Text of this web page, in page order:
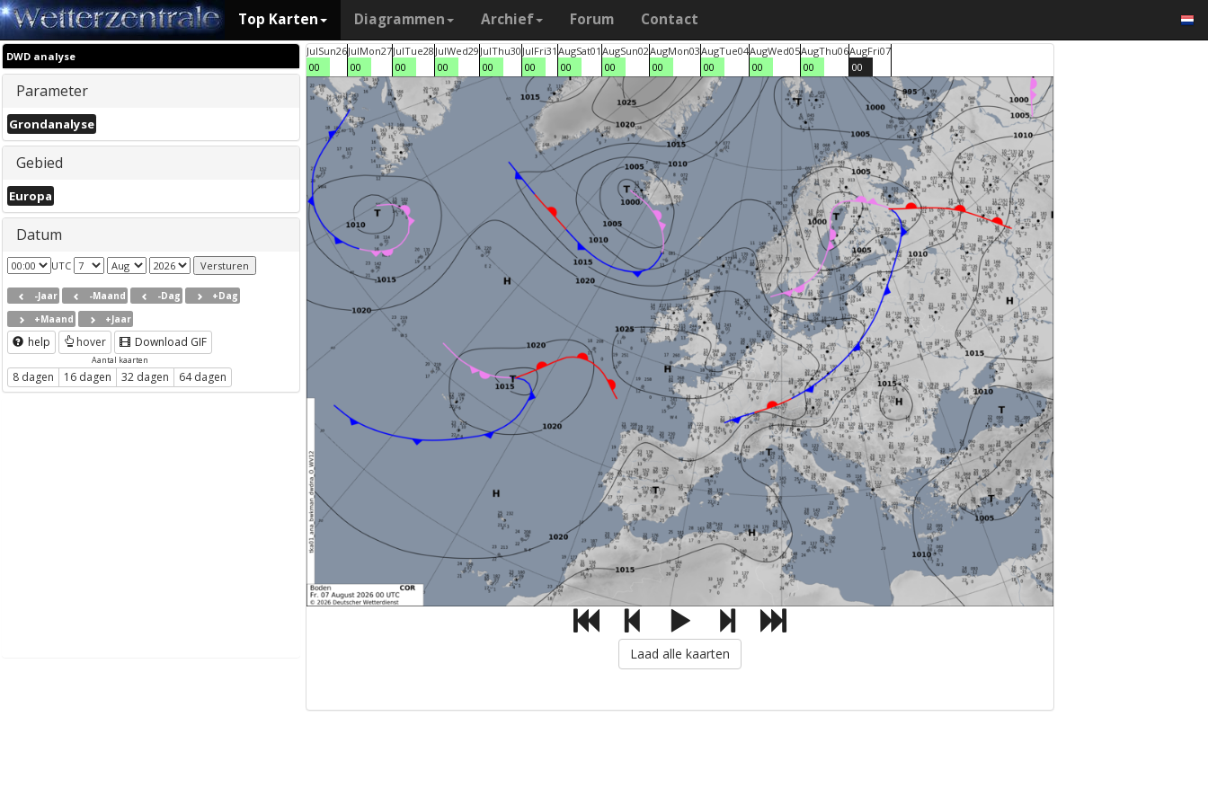
Top Karten Diagrammen Archief Forum Contact
DWD analyse
Parameter
Grondanalyse
Gebied
Europa
Datum
UTC
-Jaar -Maand -Dag
+Dag
+Maand
+Jaar
help hover Download GIF
Aantal kaarten
8 dagen 16 dagen 32 dagen 64 dagen
JulSun26
00
JulMon27
00
JulTue28
00
JulWed29
00
JulThu30
00
JulFri31
00
AugSat01
00
AugSun02
00
AugMon03
00
AugTue04
00
AugWed05
00
AugThu06
00
AugFri07
00
Laad alle kaarten